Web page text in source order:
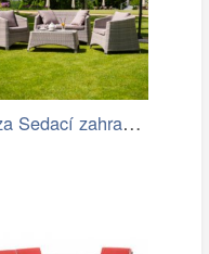
Dimenza Sedací zahradní souprava…